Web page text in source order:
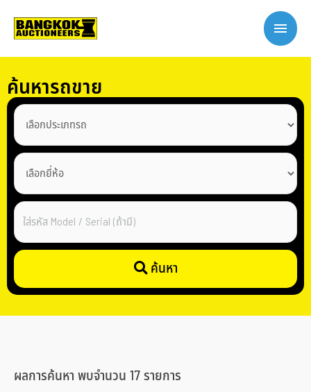
ค้นหารถขาย
ค้นหา
ผลการค้นหา พบจำนวน 17 รายการ